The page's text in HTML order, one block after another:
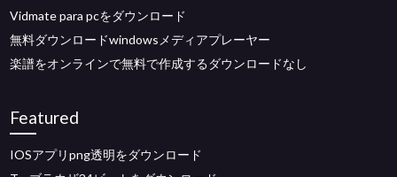
Vidmate para pcをダウンロード
無料ダウンロードwindowsメディアプレーヤー
楽譜をオンラインで無料で作成するダウンロードなし
Featured
IOSアプリpng透明をダウンロード